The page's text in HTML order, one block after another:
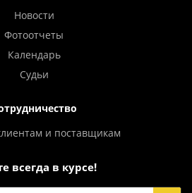
Новости
Фотоотчеты
Календарь
Судьи
и поставщикам
всегда в курсе!